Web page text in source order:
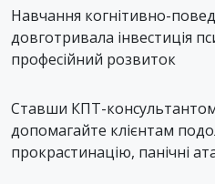
Навчання когнітивно-
довготривала інвестиція
професійний розвиток
Ставши КПТ-
допомагайте клієнтам
прокрастинацію, панічні